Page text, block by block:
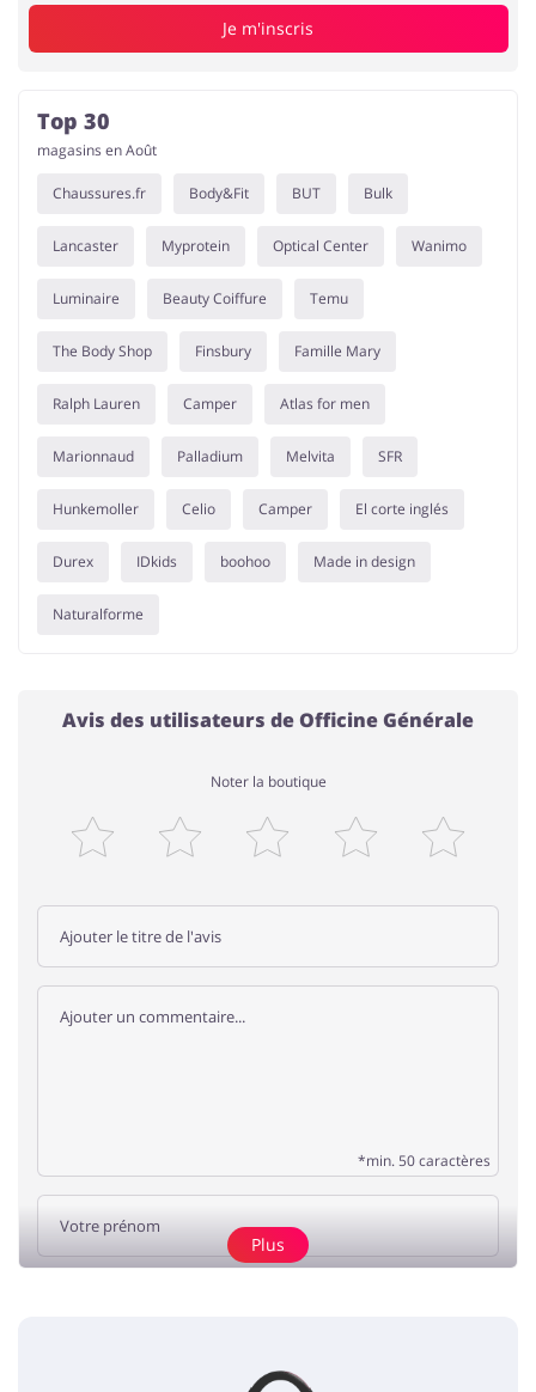
Je m'inscris
Top 30
magasins en Août
Chaussures.fr Body&Fit BUT Bulk
Lancaster Myprotein Optical Center Wanimo
Luminaire Beauty Coiffure Temu
The Body Shop Finsbury Famille Mary
Ralph Lauren Camper Atlas for men
Marionnaud Palladium Melvita SFR
Hunkemoller Celio Camper El corte inglés
Durex IDkids boohoo Made in design
Naturalforme
Avis des utilisateurs de Officine Générale
Noter la boutique
*min. 50 caractères
Pas d'éléments
Plus